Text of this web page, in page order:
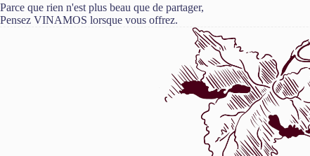
Parce que rien n'est plus beau que de partager,
Pensez VINAMOS lorsque vous offrez.